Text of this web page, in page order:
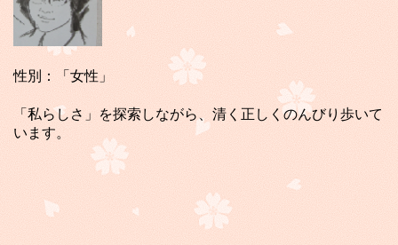
性別：「女性」
「私らしさ」を探索しながら、清く正しくのんびり歩いて
います。